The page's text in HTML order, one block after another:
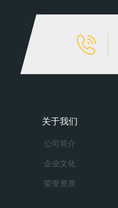
关于我们
公司简介
企业文化
荣誉资质